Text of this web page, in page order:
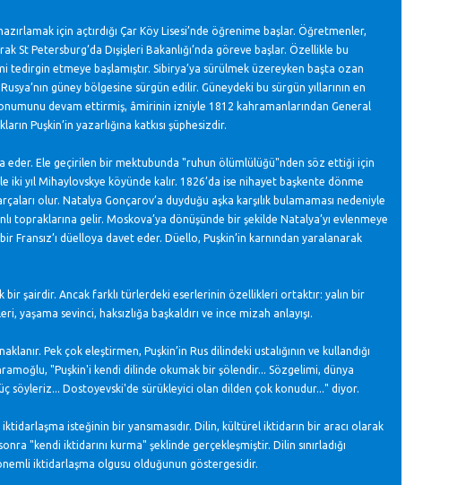
için açtırdığı Çar Köy Lisesi’nde öğrenime başlar. Öğretmenler,
St Petersburg’da Dışişleri Bakanlığı’nda göreve başlar. Özellikle bu
tedirgin etmeye başlamıştır. Sibirya’ya sürülmek üzereyken başta ozan
güney bölgesine sürgün edilir. Güneydeki bu sürgün yıllarının en
devam ettirmiş, âmirinin izniyle 1812 kahramanlarından General
Puşkin’in yazarlığına katkısı şüphesizdir.
eder. Ele geçirilen bir mektubunda "ruhun ölümlülüğü"nden söz ettiği için
iki yıl Mihaylovskye köyünde kalır. 1826’da ise nihayet başkente dönme
olur. Natalya Gonçarov’a duyduğu aşka karşılık bulamaması nedeniyle
topraklarına gelir. Moskova’ya dönüşünde bir şekilde Natalya’yı evlenmeye
Fransız’ı düelloya davet eder. Düello, Puşkin’in karnından yaralanarak
bir şairdir. Ancak farklı türlerdeki eserlerinin özellikleri ortaktır: yalın bir
yaşama sevinci, haksızlığa başkaldırı ve ince mizah anlayışı.
Pek çok eleştirmen, Puşkin’in Rus dilindeki ustalığının ve kullandığı
"Puşkin'i kendi dilinde okumak bir şölendir... Sözgelimi, dünya
söyleriz... Dostoyevski'de sürükleyici olan dilden çok konudur..." diyor.
isteğinin bir yansımasıdır. Dilin, kültürel iktidarın bir aracı olarak
"kendi iktidarını kurma" şeklinde gerçekleşmiştir. Dilin sınırladığı
iktidarlaşma olgusu olduğunun göstergesidir.